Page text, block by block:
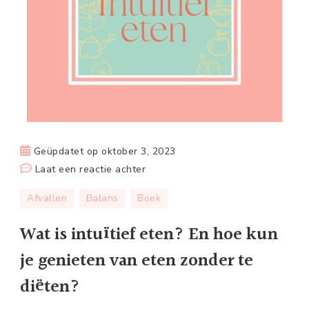
Geüpdatet opoktober 3, 2023
Laat een reactie achterop
is
eten?
En
Afvallen Balans Boek
Wat is intuïtief eten? En hoe kun
je genieten van eten zonder te
diëten?